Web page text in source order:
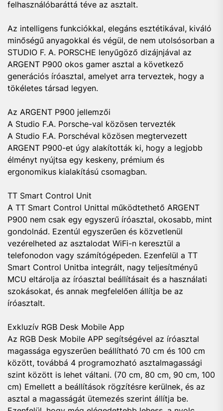
felhasználóbaráttá téve az asztalt.
Az intelligens funkciókkal, elegáns esztétikával, kiváló
minőségű anyagokkal és végül, de nem utolsósorban a
STUDIO F. A. PORSCHE lenyűgöző dizájnjával az
ARGENT P900 okos gamer asztal a következő
generációs íróasztal, amelyet arra terveztek, hogy a
tökéletes társad legyen.
Az ARGENT P900 jellemzői
A Studio F.A. Porsche-val közösen tervezték
A Studio F.A. Porschéval közösen megtervezett
ARGENT P900-et úgy alakították ki, hogy a legjobb
élményt nyújtsa egy keskeny, prémium és
ergonomikus kialakítású csomagban.
TT Smart Control Unit
A TT Smart Control Unittal működtethető ARGENT
P900 nem csak egy egyszerű íróasztal, okosabb, mint
gondolnád. Ezentúl egyszerűen és közvetlenül
vezérelheted az asztalodat WiFi-n keresztül a
telefonodon vagy számítógépeden. Ezenfelül a TT
Smart Control Unitba integrált, nagy teljesítményű
MCU eltárolja az íróasztal beállításait és a használati
szokásokat, és annak megfelelően állítja be az
íróasztalt.
Exkluzív RGB Desk Mobile App
Az RGB Desk Mobile APP segítségével az íróasztal
magassága egyszerűen beállítható 70 cm és 100 cm
között, továbbá 4 programozható asztalmagassági
szint között is lehet váltani. (70 cm, 80 cm, 90 cm, 100
cm) Emellett a beállítások rögzítésre kerülnek, és az
asztal a magasságát ütemezés szerint állítja be.